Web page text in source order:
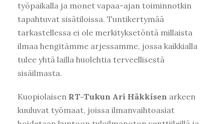
työpaikalla ja monet vapaa-ajan toiminnotkin
tapahtuvat sisätiloissa. Tuntikertymää
tarkastellessa ei ole merkityksetöntä millaista
ilmaa hengitämme arjessamme, jossa kaikkialla
tulee yhtä lailla huolehtia terveellisestä
sisäilmasta.
Kuopiolaisen RT-Tukun Ari Häkkisen arkeen
kuuluvat työmaat, joissa ilmanvaihtoasiat